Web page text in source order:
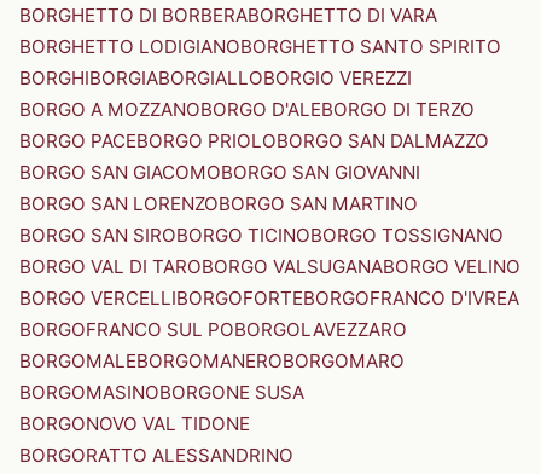
BORGHETTO DI BORBERABORGHETTO DI VARA
BORGHETTO LODIGIANOBORGHETTO SANTO SPIRITO
BORGHIBORGIABORGIALLOBORGIO VEREZZI
BORGO A MOZZANOBORGO D'ALEBORGO DI TERZO
BORGO PACEBORGO PRIOLOBORGO SAN DALMAZZO
BORGO SAN GIACOMOBORGO SAN GIOVANNI
BORGO SAN LORENZOBORGO SAN MARTINO
BORGO SAN SIROBORGO TICINOBORGO TOSSIGNANO
BORGO VAL DI TAROBORGO VALSUGANABORGO VELINO
BORGO VERCELLIBORGOFORTEBORGOFRANCO D'IVREA
BORGOFRANCO SUL POBORGOLAVEZZARO
BORGOMALEBORGOMANEROBORGOMARO
BORGOMASINOBORGONE SUSA
BORGONOVO VAL TIDONE
BORGORATTO ALESSANDRINO